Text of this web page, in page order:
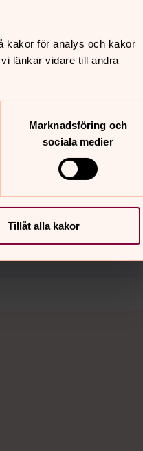
kakor för analys och kakor
länkar vidare till andra
Marknadsföring och
sociala medier
Tillåt alla kakor